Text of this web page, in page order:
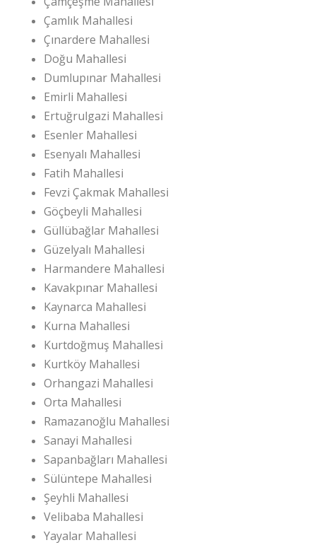
Çamlık Mahallesi
Çınardere Mahallesi
Doğu Mahallesi
Dumlupınar Mahallesi
Emirli Mahallesi
Ertuğrulgazi Mahallesi
Esenler Mahallesi
Esenyalı Mahallesi
Fatih Mahallesi
Fevzi Çakmak Mahallesi
Göçbeyli Mahallesi
Güllübağlar Mahallesi
Güzelyalı Mahallesi
Harmandere Mahallesi
Kavakpınar Mahallesi
Kaynarca Mahallesi
Kurna Mahallesi
Kurtdoğmuş Mahallesi
Kurtköy Mahallesi
Orhangazi Mahallesi
Orta Mahallesi
Ramazanoğlu Mahallesi
Sanayi Mahallesi
Sapanbağları Mahallesi
Sülüntepe Mahallesi
Şeyhli Mahallesi
Velibaba Mahallesi
Yayalar Mahallesi